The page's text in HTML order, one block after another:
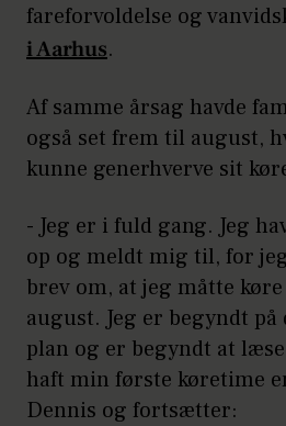
fareforvoldelse og
i Aarhus.
Af samme årsag havde
også set frem til august,
kunne generhverve sit
- Jeg er i fuld gang. Jeg
op og meldt mig til, for
brev om, at jeg måtte
august. Jeg er begyndt
plan og er begyndt at
haft min første køretime
Dennis og fortsætter: